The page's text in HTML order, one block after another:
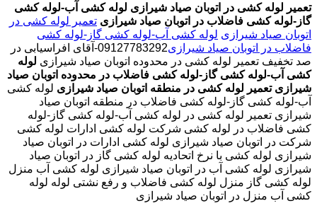
تعمیر لوله کشی در اتوبان صیاد شیرازی لوله کشی آب-لوله کشی
گاز-لوله کشی فاضلاب در اتوبان صیاد شیرازی تعمیر لوله کشی در
اتوبان صیاد شیرازی لوله کشی آب-لوله کشی گاز-لوله کشی
فاضلاب در اتوبان صیاد شیرازی
09127783292-آقای افراسیابی در
صد تخفیف تعمیر لوله کشی در محدوده اتوبان صیاد شیرازی لوله
کشی آب-لوله کشی گاز-لوله کشی فاضلاب در محدوده اتوبان صیاد
شیرازی تعمیر لوله کشی در منطقه اتوبان صیاد شیرازی لوله کشی
آب-لوله کشی گاز-لوله کشی فاضلاب در منطقه اتوبان صیاد
شیرازی تعمیر لوله کشی در لوله کشی آب-لوله کشی گاز-لوله
کشی فاضلاب در لوله کشی شرکت لوله کشی ادارات لوله کشی
شرکت در اتوبان صیاد شیرازی لوله کشی ادارات در اتوبان صیاد
شیرازی لوله کشی با نرخ اتحادیه لوله کشی گاز در اتوبان صیاد
شیرازی لوله کشی آب در اتوبان صیاد شیرازی لوله کشی آب منزل
لوله کشی گاز منزل لوله کشی فاضلاب و رفع نشتی لوله لوله
کشی آب منزل در اتوبان صیاد شیرازی